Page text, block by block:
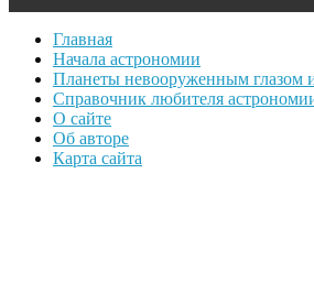
Главная
Начала астрономии
Планеты невооруженным глазом
Справочник любителя
О сайте
Об авторе
Карта сайта